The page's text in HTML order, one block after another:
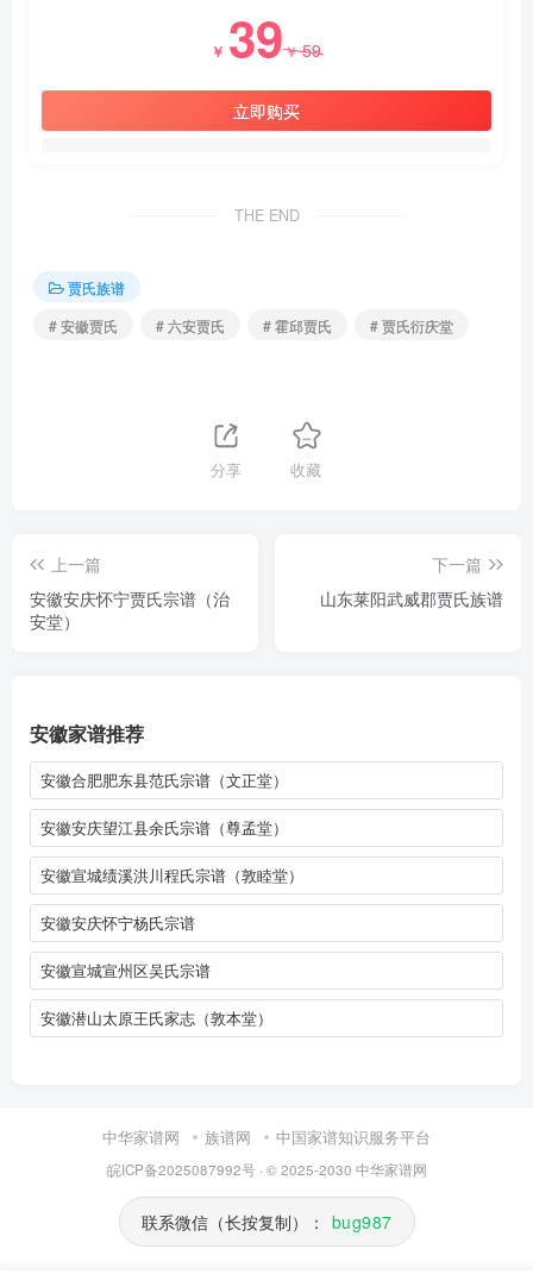
￥ 39￥59
立即购买
THE END
贾氏族谱
# 安徽贾氏
# 六安贾氏 # 霍邱贾氏 # 贾氏衍庆堂
分享 收藏
上一篇
安徽安庆怀宁贾氏宗谱（治
安堂）
下一篇
山东莱阳武威郡贾氏族谱
安徽家谱推荐
安徽合肥肥东县范氏宗谱（文正堂）
安徽安庆望江县余氏宗谱（尊孟堂）
安徽宣城绩溪洪川程氏宗谱（敦睦堂）
安徽安庆怀宁杨氏宗谱
安徽宣城宣州区吴氏宗谱
安徽潜山太原王氏家志（敦本堂）
中华家谱网 族谱网 中国家谱知识服务平台
皖ICP备2025087992号· © 2025-2030 中华家谱网
联系微信（长按复制）： bug987